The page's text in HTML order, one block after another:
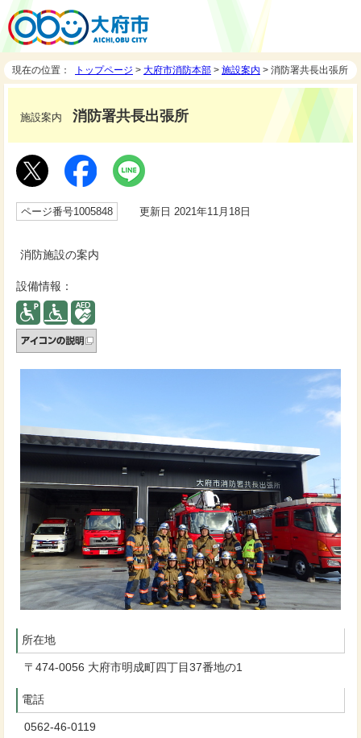
現在の位置： トップページ > 大府市消防本部 > 施設案内 > 消防署共長出張所
施設案内 消防署共長出張所
ページ番号1005848 更新日 2021年11月18日
消防施設の案内
設備情報：
所在地
〒474-0056 大府市明成町四丁目37番地の1
電話
0562-46-0119